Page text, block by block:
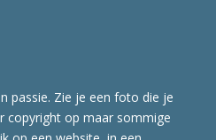
passie. Zie je een foto die je
copyright op maar sommige